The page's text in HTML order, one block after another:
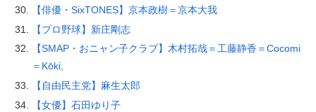
【俳優・SixTONES】京本政樹＝京本大我
【プロ野球】新庄剛志
【SMAP・おニャン子クラブ】木村拓哉＝工藤静香＝Cocomi
＝Kōki,
【自由民主党】麻生太郎
【女優】石田ゆり子